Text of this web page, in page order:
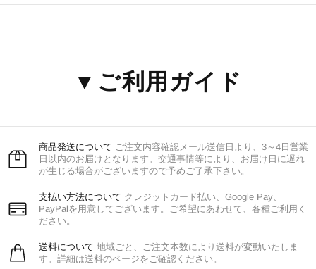
▼ご利用ガイド
商品発送について ご注文内容確認メール送信日より、3～4日営業
日以内のお届けとなります。交通事情等により、お届け日に遅れ
が生じる場合がございますので予めご了承下さい。
支払い方法について クレジットカード払い、Google Pay、
PayPalを用意してございます。ご希望にあわせて、各種ご利用く
ださい。
送料について 地域ごと、ご注文本数により送料が変動いたしま
す。詳細は送料のページをご確認ください。